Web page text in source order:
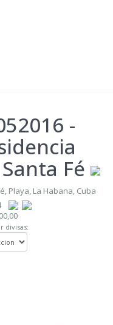
-
Fé
Playa, La Habana, Cuba
divisas: